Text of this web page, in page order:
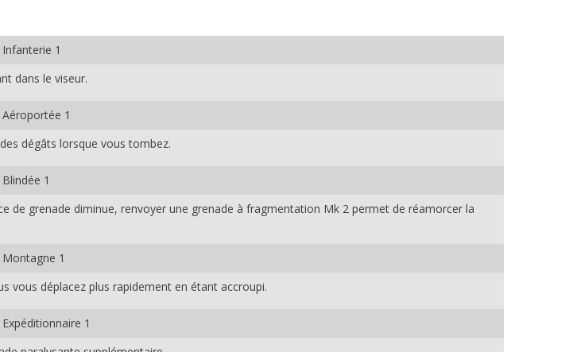
1
dans le viseur.
1
dégâts lorsque vous tombez.
1
de grenade diminue, renvoyer une grenade à fragmentation Mk 2 permet de réamorcer la
1
vous déplacez plus rapidement en étant accroupi.
1